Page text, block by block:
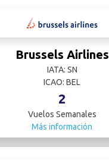
Brussels Airlines
IATA: SN
ICAO: BEL
2
Vuelos Semanales
Más información